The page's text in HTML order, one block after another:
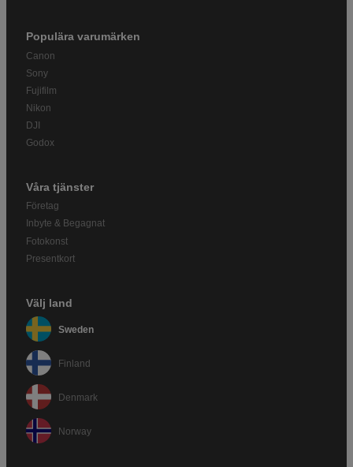
Populära varumärken
Canon
Sony
Fujifilm
Nikon
DJI
Godox
Våra tjänster
Företag
Inbyte & Begagnat
Fotokonst
Presentkort
Välj land
Sweden
Finland
Denmark
Norway